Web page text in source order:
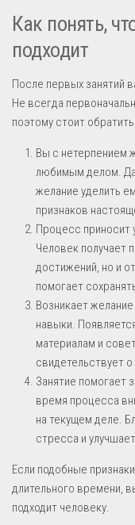
Как понять,
подходит
После первых занятий
Не всегда
поэтому стоит
Вы с нетерпением
любимым делом.
желание уделить
признаков
Процесс приносит
Человек получает
достижений, но и
помогает
Возникает
навыки.
материалам и
свидетельствует
Занятие помогает
время процесса
на текущем деле.
стресса и
Если подобные
длительного времени,
подходит человеку.